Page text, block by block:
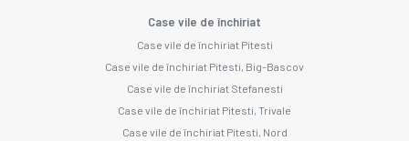
Case vile de închiriat
Case vile de închiriat Pitesti
Case vile de închiriat Pitesti, Big-Bascov
Case vile de închiriat Stefanesti
Case vile de închiriat Pitesti, Trivale
Case vile de închiriat Pitesti, Nord